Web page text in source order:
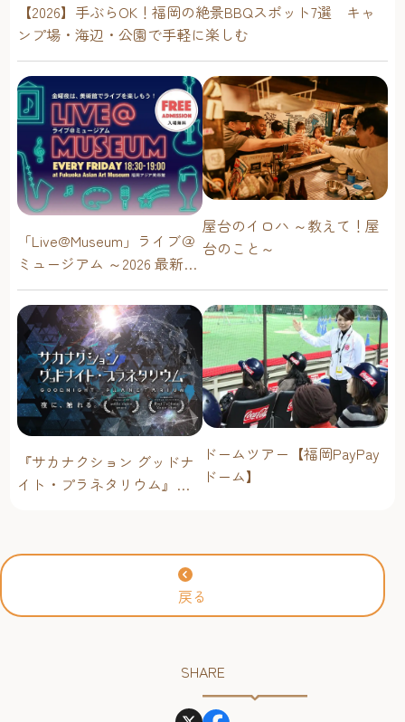
【2026】手ぶらOK！福岡の絶景BBQスポット7選 キャ
ンプ場・海辺・公園で手軽に楽しむ
「Live@Museum」ライブ＠
ミュージアム ～2026 最新イ
ベントスケジュール！【福
岡アジア美術館】
屋台のイロハ ～教えて！屋
台のこと～
『サカナクション グッドナ
イト・プラネタリウム』が
2026年
ドームツアー【福岡PayPay
ドーム】
戻る
SHARE